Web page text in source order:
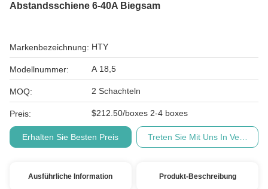
Abstandsschiene 6-40A Biegsam
Markenbezeichnung: HTY
Modellnummer: A 18,5
MOQ: 2 Schachteln
Preis: $212.50/boxes 2-4 boxes
Erhalten Sie Besten Preis Treten Sie Mit Uns In
Ausführliche Information Produkt-Beschreibung